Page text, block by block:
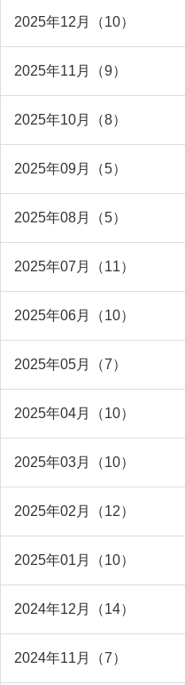
2025年12月（10）
2025年11月（9）
2025年10月（8）
2025年09月（5）
2025年08月（5）
2025年07月（11）
2025年06月（10）
2025年05月（7）
2025年04月（10）
2025年03月（10）
2025年02月（12）
2025年01月（10）
2024年12月（14）
2024年11月（7）